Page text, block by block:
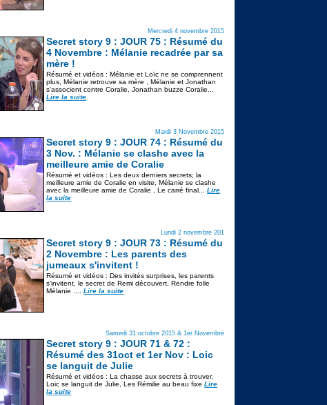
Mercredi 4 novembre 2015
Secret story 9 : JOUR 75 : Résumé du
4 Novembre : Mélanie recadrée par sa
mère !
Résumé et vidéos : Mélanie et Loïc ne se comprennent
plus, Mélanie retrouve sa mère , Mélanie et Jonathan
s'associent contre Coralie, Jonathan buzze Coralie...
Lire la suite
Mardi 3 Novembre 2015
Secret story 9 : JOUR 74 : Résumé du
3 Nov. : Mélanie se clashe avec la
meilleure amie de Coralie
Résumé et vidéos : Les deux derniers secrets; la
meilleure amie de Coralie en visite, Mélanie se clashe
avec la meilleure amie de Coralie , Le carré final...Lire
la suite
Lundi 2 novembre 201
Secret story 9 : JOUR 73 : Résumé du
2 Novembre : Les parents des
jumeaux s'invitent !
Résumé et vidéos : Des invités surprises, les parents
s'invitent, le secret de Remi découvert, Rendre folle
Mélanie ....Lire la suite
Samedi 31 octobre 2015 & 1er Novembre
Secret story 9 : JOUR 71 & 72 :
Résumé des 31oct et 1er Nov : Loic
se languit de Julie
Résumé et vidéos : La chasse aux secrets à trouver,
Loic se languit de Julie, Les Rémilie au beau fixeLire
la suite